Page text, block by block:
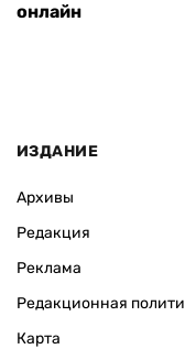
онлайн
ИЗДАНИЕ
Архивы
Редакция
Реклама
Редакционная
Карта